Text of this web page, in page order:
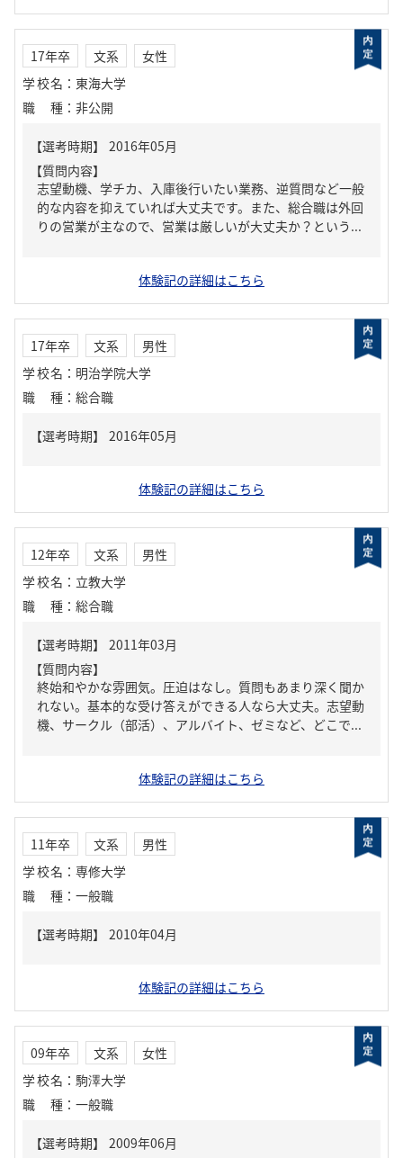
17年卒 文系
女性
学校名 ： 東海大学
職種 ： 非公開
【質問内容】
志望動機、学チカ、入庫後行いたい業務、逆質問など一般
的な内容を抑えていれば大丈夫です。また、総合職は外回
りの営業が主なので、営業は厳しいが大丈夫か？という...
体験記の詳細はこちら
17年卒 文系
男性
学校名 ： 明治学院大学
職種 ： 総合職
体験記の詳細はこちら
12年卒 文系
男性
学校名 ： 立教大学
職種 ： 総合職
【質問内容】
終始和やかな雰囲気。圧迫はなし。質問もあまり深く聞か
れない。基本的な受け答えができる人なら大丈夫。志望動
機、サークル（部活）、アルバイト、ゼミなど、どこで...
体験記の詳細はこちら
11年卒 文系
男性
学校名 ： 専修大学
職種 ： 一般職
体験記の詳細はこちら
09年卒 文系
女性
学校名 ： 駒澤大学
職種 ： 一般職